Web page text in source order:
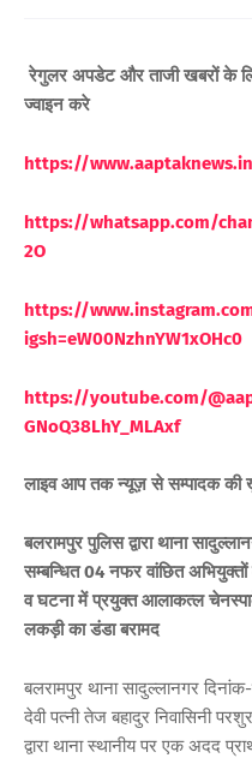
रेगुलर अपडेट और ताजी खबरों के
ज्वाइन करे
https://
https://whatsapp.com/
2O
https://
igsh=eW00NzhnYW1xOHc0
https://youtube.com/
GNoQ38LhY_MLAxf
लाइव आप तक न्यूज़ से सम्पादक की
बलरामपुर पुलिस द्वारा थाना
सम्बन्धित 04 नफर वांछित
व घटना में प्रयुक्त आलाकत्ल
लकड़ी का डंडा बरामद
बलरामपुर थाना सादुल्लानगर
देवी पत्नी तेज बहादुर निवासिनी
द्वारा थाना स्थानीय पर एक अदद